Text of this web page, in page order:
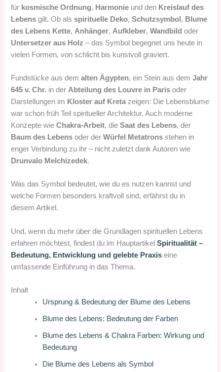
für kosmische Ordnung, Harmonie und den Kreislauf des
Lebens gilt. Ob alsspirituelle Deko,Schutzsymbol, Blume
des Lebens Kette, Anhänger, Aufkleber,Wandbild oder
Untersetzer aus Holz – das Symbol begegnet uns heute in
vielen Formen, von schlicht bis kunstvoll graviert.
Fundstücke aus demalten Ägypten, ein Stein aus demJahr
645 v. Chr. in der Abteilung des Louvre in Paris oder
Darstellungen im Kloster auf Kreta zeigen: Die Lebensblume
war schon früh Teil spiritueller Architektur. Auch moderne
Konzepte wieChakra-Arbeit, dieSaat des Lebens, der
Baum des Lebens oder derWürfel Metatrons stehen in
enger Verbindung zu ihr – nicht zuletzt dank Autoren wie
Drunvalo Melchizedek.
Was das Symbol bedeutet, wie du es nutzen kannst und
welche Formen besonders kraftvoll sind, erfährst du in
diesem Artikel.
Und, wenn du mehr über die Grundlagen spirituellen Lebens
erfahren möchtest, findest du im HauptartikelSpiritualität –
Bedeutung, Entwicklung und gelebte Praxis eine
umfassende Einführung in das Thema.
Inhalt
Ursprung & Bedeutung der Blume des Lebens
Blume des Lebens: Bedeutung der Farben
Blume des Lebens & Chakra Farben: Wirkung und
Bedeutung
Die Blume des Lebens als Symbol